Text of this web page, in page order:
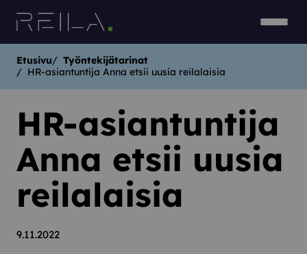
Avaa
Sulje
Etusivu
Työntekijätarinat
HR-asiantuntija Anna etsii uusia reilalaisia
HR-asiantuntija
Anna etsii uusia
reilalaisia
9.11.2022